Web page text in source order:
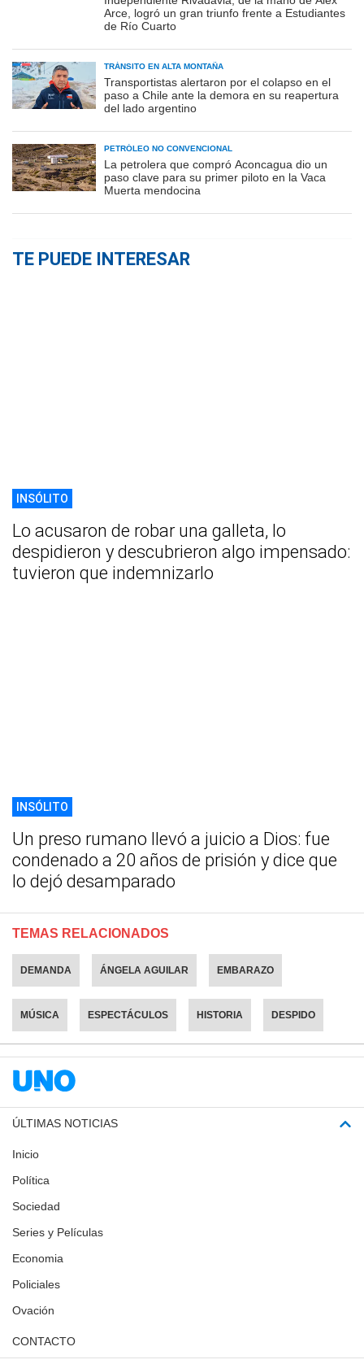
Arce, logró un gran triunfo frente a Estudiantes
de Río Cuarto
TRÁNSITO EN ALTA MONTAÑA
Transportistas alertaron por el colapso en el
paso a Chile ante la demora en su reapertura
del lado argentino
PETRÓLEO NO CONVENCIONAL
La petrolera que compró Aconcagua dio un
paso clave para su primer piloto en la Vaca
Muerta mendocina
TE PUEDE INTERESAR
INSÓLITO
Lo acusaron de robar una galleta, lo
despidieron y descubrieron algo impensado:
tuvieron que indemnizarlo
INSÓLITO
Un preso rumano llevó a juicio a Dios: fue
condenado a 20 años de prisión y dice que
lo dejó desamparado
TEMAS RELACIONADOS
DEMANDA ÁNGELA AGUILAR EMBARAZO
MÚSICA ESPECTÁCULOS HISTORIA DESPIDO
ÚLTIMAS NOTICIAS
Inicio
Política
Sociedad
Series y Películas
Economia
Policiales
Ovación
CONTACTO